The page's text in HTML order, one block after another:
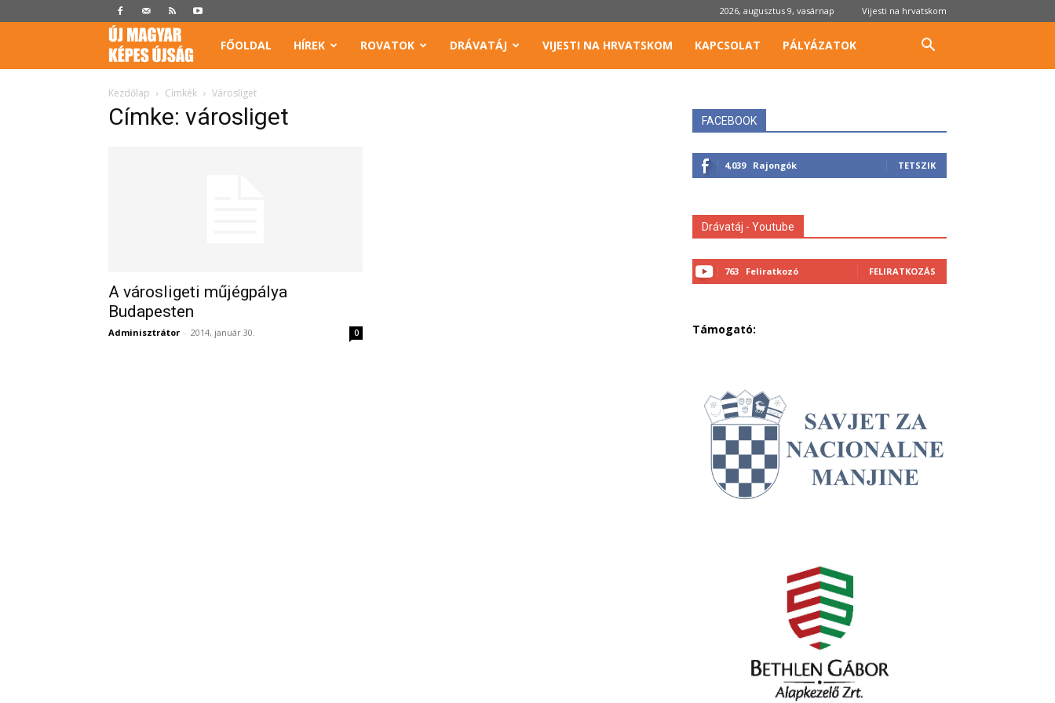
2026, augusztus 9, vasárnap Vijesti na hrvatskom
Képes
Újság
FŐOLDAL HÍREK ROVATOK DRÁVATÁJ VIJESTI NA HRVATSKOM KAPCSOLAT PÁLYÁZATOK
Kezdőlap Címkék Városliget
Címke: városliget
A városligeti műjégpálya
Budapesten
Adminisztrátor - 2014, január 30. 0
FACEBOOK
4,039 Rajongók TETSZIK
Drávatáj - Youtube
763 Feliratkozó FELIRATKOZÁS
Támogató: